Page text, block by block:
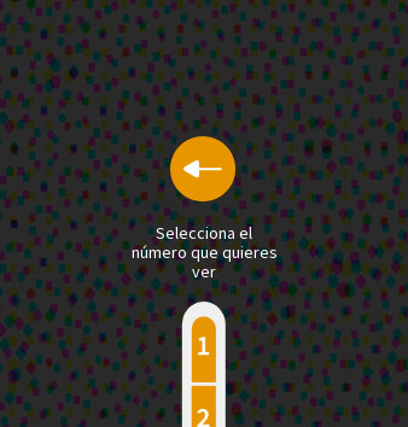
Selecciona el
número que quieres
ver